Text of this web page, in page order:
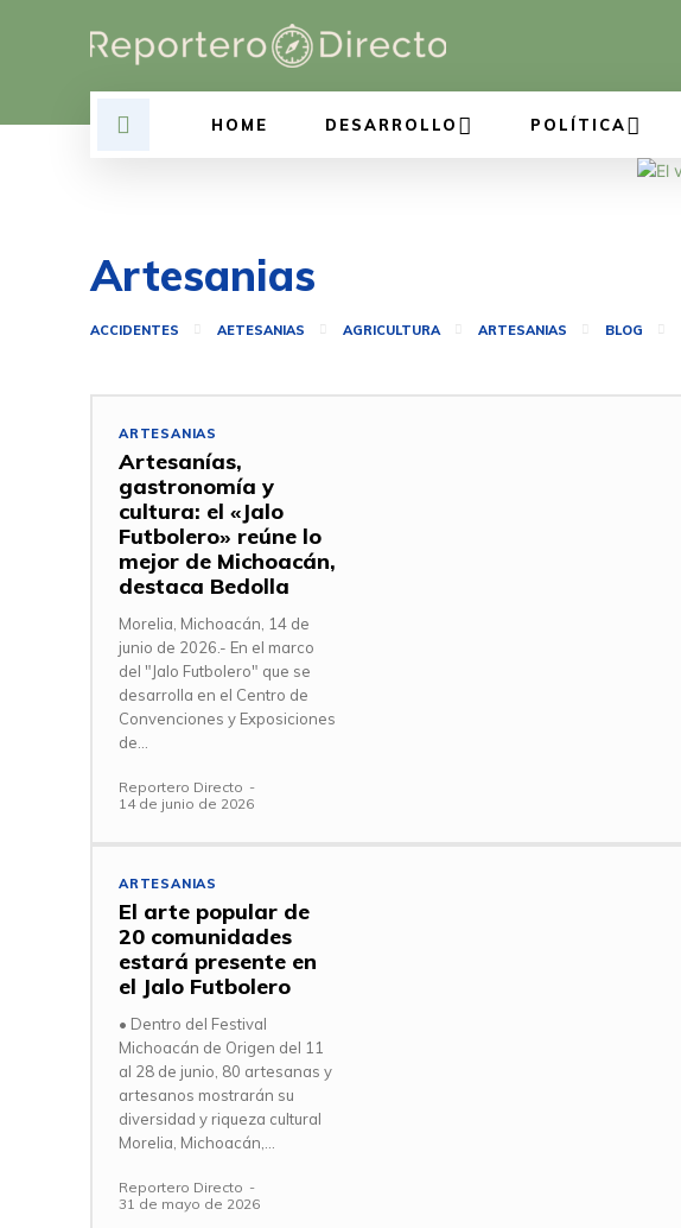
HOME DESARROLLO POLÍTICA
Artesanias
ACCIDENTES AETESANIAS AGRICULTURA ARTESANIAS BLOG
ARTESANIAS
Artesanías,
gastronomía y
cultura: el «Jalo
Futbolero» reúne lo
mejor de Michoacán,
destaca Bedolla
Morelia, Michoacán, 14 de
junio de 2026.- En el marco
del "Jalo Futbolero" que se
desarrolla en el Centro de
Convenciones y Exposiciones
de...
Reportero Directo -
14 de junio de 2026
ARTESANIAS
El arte popular de
20 comunidades
estará presente en
el Jalo Futbolero
• Dentro del Festival
Michoacán de Origen del 11
al 28 de junio, 80 artesanas y
artesanos mostrarán su
diversidad y riqueza cultural
Morelia, Michoacán,...
Reportero Directo -
31 de mayo de 2026